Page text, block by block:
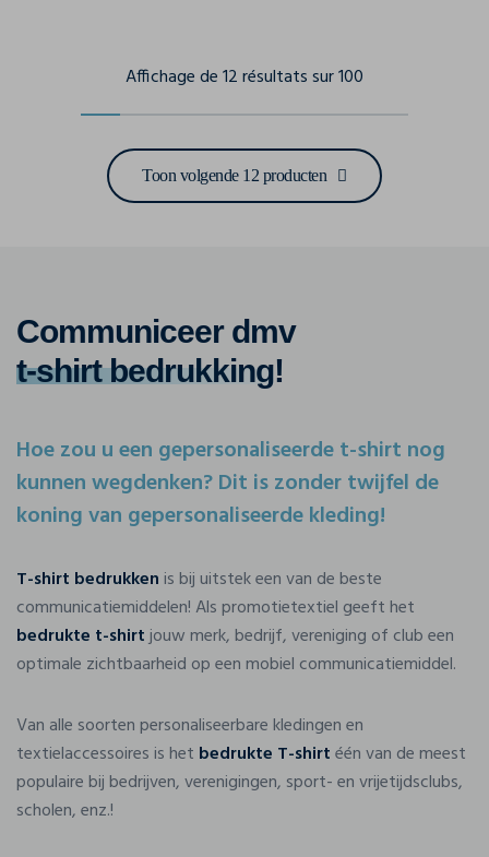
Affichage de 12 résultats sur 100
Toon volgende 12 producten
Communiceer dmv
t-shirt bedrukking!
Hoe zou u een gepersonaliseerde t-shirt nog
kunnen wegdenken? Dit is zonder twijfel de
koning van gepersonaliseerde kleding!
T-shirt bedrukkenis bij uitstek een van de beste
communicatiemiddelen! Als promotietextiel geeft het
bedrukte t-shirtjouw merk, bedrijf, vereniging of club een
optimale zichtbaarheid op een mobiel communicatiemiddel.
Van alle soorten personaliseerbare kledingen en
textielaccessoires is het bedrukte T-shirtéén van de meest
populaire bij bedrijven, verenigingen, sport- en vrijetijdsclubs,
scholen, enz.!